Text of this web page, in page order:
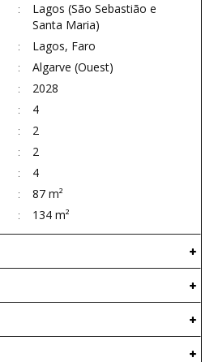
Lagos (São Sebastião e
Santa Maria)
Lagos, Faro
Algarve (Ouest)
2028
4
2
2
4
87 m²
134 m²